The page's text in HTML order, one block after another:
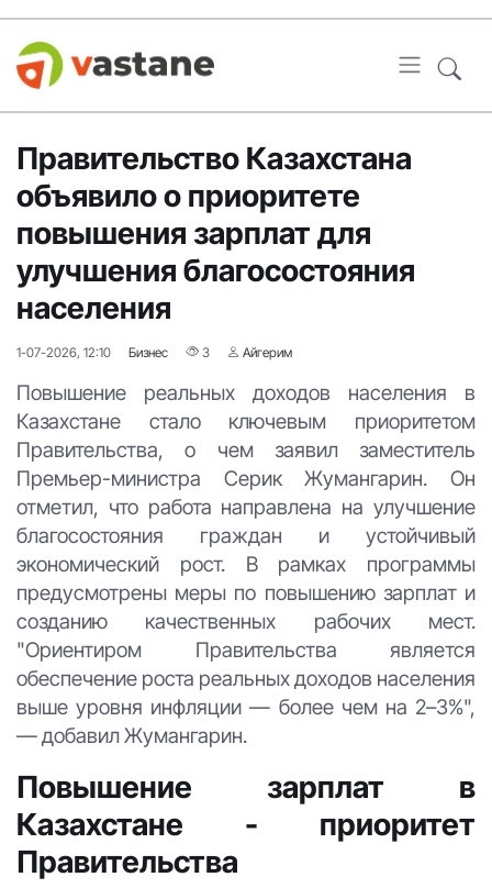
Правительство Казахстана
объявило о приоритете
повышения зарплат для
улучшения благосостояния
населения
1-07-2026, 12:10 Бизнес 3 Айгерим
Повышение реальных доходов населения в
Казахстане стало ключевым приоритетом
Правительства, о чем заявил заместитель
Премьер-министра Серик Жумангарин. Он
отметил, что работа направлена на улучшение
благосостояния граждан и устойчивый
экономический рост. В рамках программы
предусмотрены меры по повышению зарплат и
созданию качественных рабочих мест.
"Ориентиром Правительства является
обеспечение роста реальных доходов населения
выше уровня инфляции — более чем на 2–3%",
— добавил Жумангарин.
Повышение зарплат в
Казахстане - приоритет
Правительства